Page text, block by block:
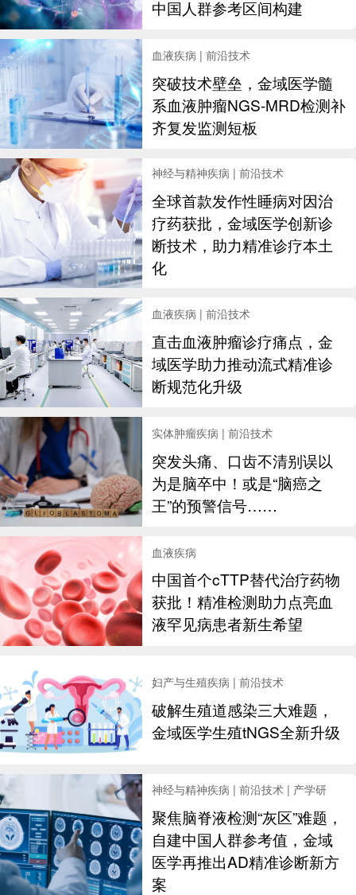
中国人群参考区间构建
血液疾病 | 前沿技术
突破技术壁垒，金域医学髓
系血液肿瘤NGS-MRD检测补
齐复发监测短板
神经与精神疾病 | 前沿技术
全球首款发作性睡病对因治
疗药获批，金域医学创新诊
断技术，助力精准诊疗本土
化
血液疾病 | 前沿技术
直击血液肿瘤诊疗痛点，金
域医学助力推动流式精准诊
断规范化升级
实体肿瘤疾病 | 前沿技术
突发头痛、口齿不清别误以
为是脑卒中！或是“脑癌之
王”的预警信号……
血液疾病
中国首个cTTP替代治疗药物
获批！精准检测助力点亮血
液罕见病患者新生希望
妇产与生殖疾病 | 前沿技术
破解生殖道感染三大难题，
金域医学生殖tNGS全新升级
神经与精神疾病 | 前沿技术 | 产学研
聚焦脑脊液检测“灰区”难题，
自建中国人群参考值，金域
医学再推出AD精准诊断新方
案